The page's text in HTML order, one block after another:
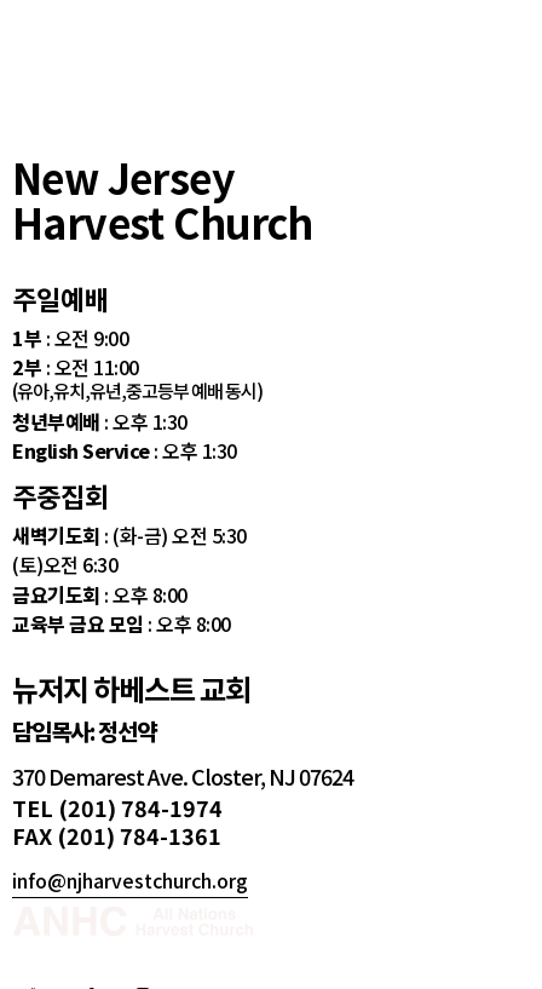
New Jersey
Harvest Church
주일예배
1부 : 오전 9:00
2부 : 오전 11:00
(유아,유치,유년,중고등부 예배 동시)
청년부예배 : 오후 1:30
English Service: 오후 1:30
주중집회
새벽기도회 : (화-금) 오전 5:30
(토)오전 6:30
금요기도회 : 오후 8:00
교육부 금요 모임 : 오후 8:00
뉴저지 하베스트 교회
담임목사: 정선약
370 Demarest Ave. Closter, NJ 07624
TEL (201) 784-1974
FAX (201) 784-1361
info@njharvestchurch.org